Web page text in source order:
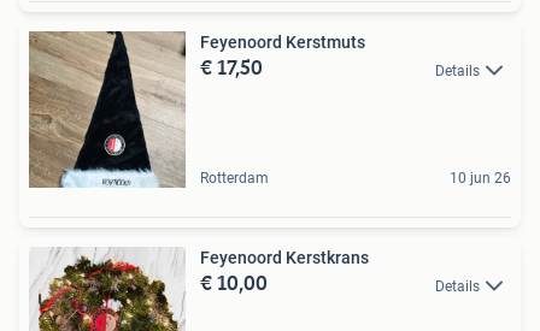
Feyenoord Kerstmuts
€ 17,50 Details
Rotterdam 10 jun 26
Feyenoord Kerstkrans
€ 10,00 Details